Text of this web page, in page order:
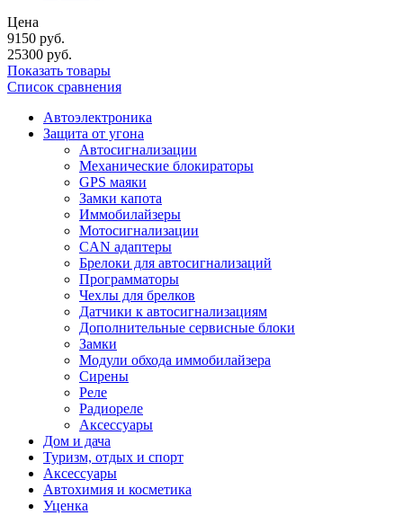
Цена
9150 руб.
25300 руб.
Показать товары
Список сравнения
Автоэлектроника
Защита от угона
Автосигнализации
Механические блoкираторы
GPS маяки
Замки капота
Иммобилайзеры
Мотосигнализации
CAN адаптеры
Брелоки для автосигнализаций
Программаторы
Чехлы для брелков
Датчики к автосигнализациям
Дополнительные сервисные блоки
Замки
Модули обхода иммобилайзера
Сирены
Реле
Радиореле
Аксессуары
Дом и дача
Туризм, отдых и спорт
Аксессуары
Автохимия и косметика
Уценка